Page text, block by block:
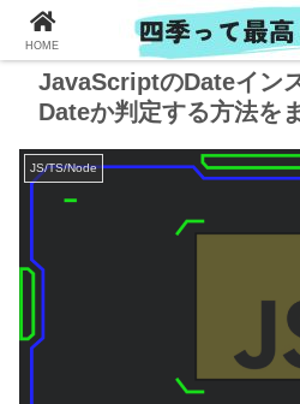
JavaScriptのDateイン
Dateか判定する方法を
JS/TS/Node
HOME